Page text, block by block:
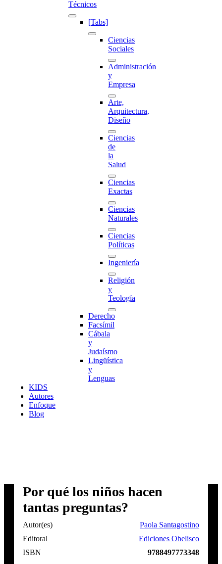
Técnicos
[Tabs]
Ciencias
Sociales
Administración
y
Empresa
Arte,
Arquitectura,
Diseño
Ciencias
de
la
Salud
Ciencias
Exactas
Ciencias
Naturales
Ciencias
Políticas
Ingeniería
Religión
y
Teología
Derecho
Facsímil
Cábala
y
Judaísmo
Lingüística
y
Lenguas
KIDS
Autores
Enfoque
Blog
Por qué los niños hacen
tantas preguntas?
Autor(es)
Paola Santagostino
Editoral
Ediciones Obelisco
ISBN
9788497773348